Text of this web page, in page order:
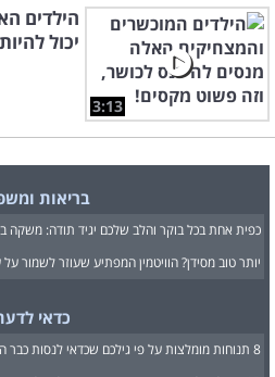
3:13
הילדים
יכול
בריאות
כפית אחת בכל בוקר והלב שלכם יגיד תודה: משקה
יותר טוב מסידן? הוויטמין המפתיע שעוזר לשמור
כדאי
8 תנוחות מומלצות על פי גילכם שכדאי לנסות כבר הלילה במיטה